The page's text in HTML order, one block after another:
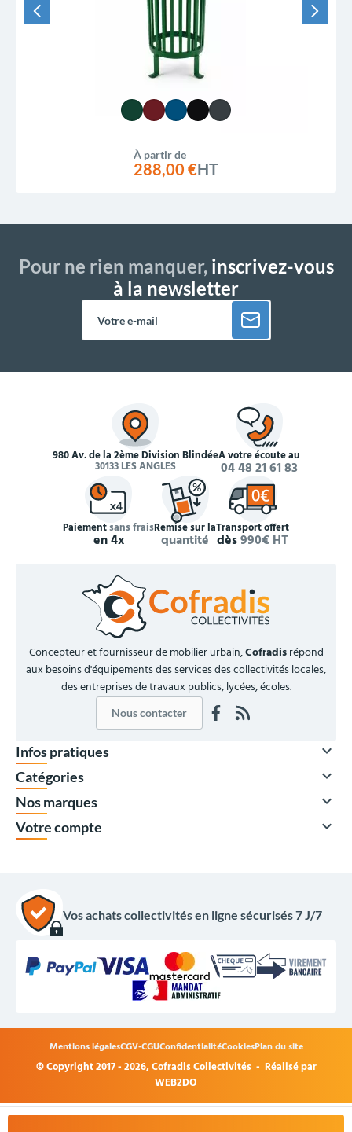
4 317,00 € HT
5 180,40 €TTC
À partir de
288,00 €HT
Pour ne rien manquer,inscrivez-vous
à la newsletter
980 Av. de la 2ème Division Blindée
30133 LES ANGLES
À votre écoute au
04 48 21 61 83
Paiementsans frais
en 4x
Remise sur la
quantité
Transport offert
dès990€ HT
Concepteur et fournisseur de mobilier urbain,Cofradisrépond
aux besoins d'équipements des services des collectivités locales,
des entreprises de travaux publics, lycées, écoles.
Nous contacter
Infos pratiques 
Catégories 
Nos marques 
Votre compte 
Vos achats collectivités en ligne sécurisés 7 J/7
© Copyright 2017 - 2026,Cofradis Collectivités - Réalisé par
WEB2DO
Mentions légalesCGV-CGUConfidentialitéCookiesPlan du site